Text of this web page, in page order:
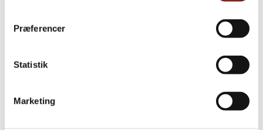
Præferencer
Statistik
Marketing